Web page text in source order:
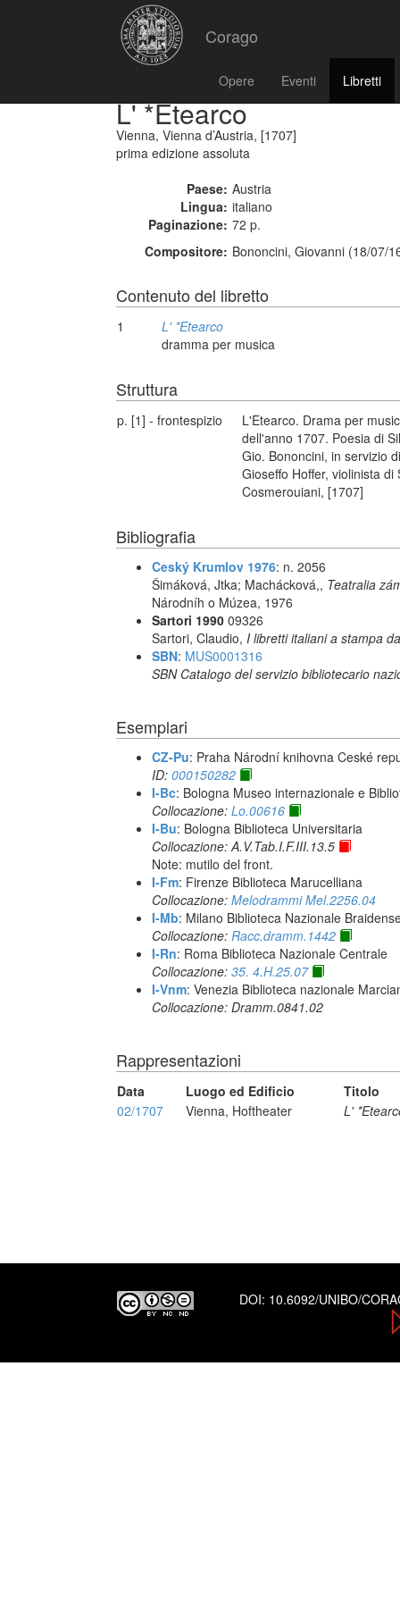
Corago
Opere Eventi Libretti
L' *Etearco
Vienna, Vienna d’Austria, [1707]
prima edizione assoluta
Paese: Austria
Lingua: italiano
Paginazione: 72 p.
Compositore: Bononcini, Giovanni (18/07/
Contenuto del libretto
1
L' *Etearco
dramma per musica
Struttura
p. [1] - frontespizio
L'Etearco. Drama per
dell'anno 1707. Poesia di
Gio. Bononcini, in servizio
Gioseffo Hoffer, violinista
Cosmerouiani, [1707]
Bibliografia
Ceský Krumlov 1976: n. 2056
Šimáková, Jtka; Machácková,, Teatralia
Národníh o Múzea, 1976
Sartori 1990 09326
Sartori, Claudio, I libretti italiani a stampa
SBN: MUS0001316
SBN Catalogo del servizio bibliotecario
Esemplari
CZ-Pu: Praha Národní knihovna Ceské
ID: 000150282
I-Bc: Bologna Museo internazionale e
Collocazione: Lo.00616
I-Bu: Bologna Biblioteca Universitaria
Collocazione: A.V.Tab.I.F.III.13.5
Note: mutilo del front.
I-Fm: Firenze Biblioteca Marucelliana
Collocazione: Melodrammi Mel.2256.04
I-Mb: Milano Biblioteca Nazionale
Collocazione: Racc.dramm.1442
I-Rn: Roma Biblioteca Nazionale Centrale
Collocazione: 35. 4.H.25.07
I-Vnm: Venezia Biblioteca nazionale
Collocazione: Dramm.0841.02
Rappresentazioni
Data Luogo ed Edificio
Titolo
02/1707
Vienna, Hoftheater L'
DOI: 10.6092/UNIBO/